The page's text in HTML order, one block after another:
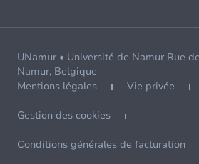
UNamur • Université de Namur Rue
Namur, Belgique
Mentions légales
Vie privée
Gestion des cookies
Conditions générales de facturation